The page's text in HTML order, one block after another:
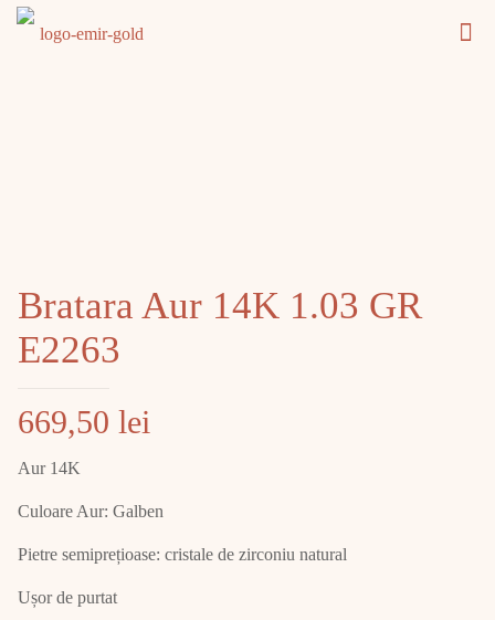
Bratara Aur 14K 1.03 GR
E2263
669,50 lei
Aur 14K
Culoare Aur: Galben
Pietre semiprețioase: cristale de zirconiu natural
Ușor de purtat